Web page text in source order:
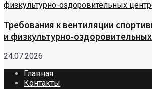
Требования к вентиляции
и физкультурно-
24.07.2026
Главная
Контакты